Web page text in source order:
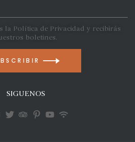
la Política de Privacidad y recibirás
boletines.
SIGUENOS